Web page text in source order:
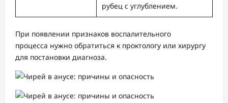
рубец с углублением.
При появлении признаков воспалительного
процесса нужно обратиться к проктологу или хирургу
для постановки диагноза.